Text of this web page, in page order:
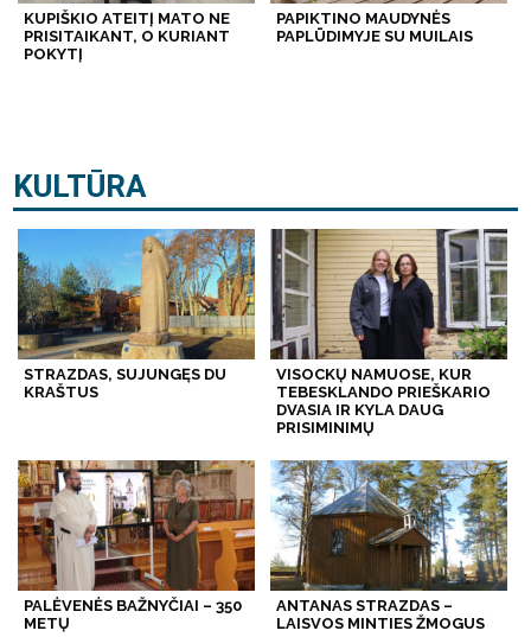
KUPIŠKIO ATEITĮ MATO NE
PRISITAIKANT, O KURIANT
POKYTĮ
PAPIKTINO MAUDYNĖS
PAPLŪDIMYJE SU MUILAIS
KULTŪRA
STRAZDAS, SUJUNGĘS DU
KRAŠTUS
VISOCKŲ NAMUOSE, KUR
TEBESKLANDO PRIEŠKARIO
DVASIA IR KYLA DAUG
PRISIMINIMŲ
PALĖVENĖS BAŽNYČIAI – 350
METŲ
ANTANAS STRAZDAS –
LAISVOS MINTIES ŽMOGUS